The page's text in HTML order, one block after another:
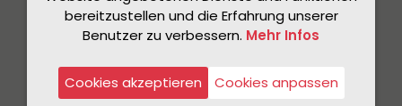
Datenschutzrichtlinie
Rechtlicher Hinweis
bereitzustellen und die Erfahrung unserer
Benutzer zu verbessern. Mehr Infos
Cookies akzeptieren Cookies anpassen